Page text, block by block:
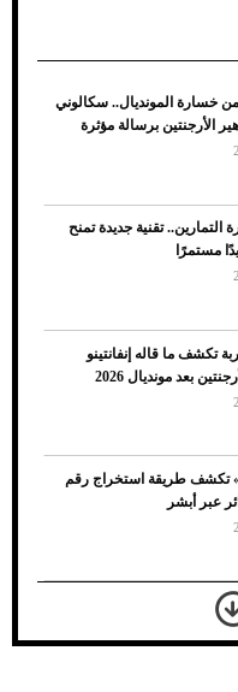
الوقوف.. أشهر
المناسب للقميص
خسارة المونديال.. سكالوني
الأرجنتين برسالة مؤثرة
التمارين.. تقنية جديدة تمنح
مستمرًا
تكشف ما قاله إنفانتينو
بعد مونديال 2026
تكشف طريقة استخراج رقم
عبر أبشر
أشهر من تعرضه لحادث مروع.. جوشوا
بـ"الضربة القاضية" (فيديو)